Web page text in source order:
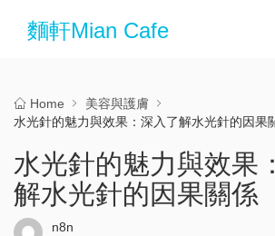
麵軒Mian Cafe
Home
美容與護膚
水光針的魅力與效果：深入了解水光針的因果
水光針的魅力與效果
解水光針的因果關係
n8n